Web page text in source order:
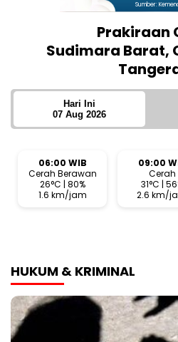
Sumber:
Prakiraan
Sudimara Barat,
Hari Ini
07 Aug 2026
06:00 WIB
Cerah Berawan
26°C | 80%
1.6 km/jam
09:00
Cerah
31°C |
2.6 km/
HUKUM & KRIMINAL